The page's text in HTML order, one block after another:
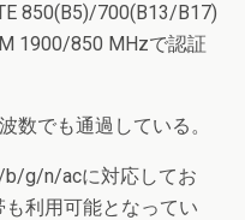
850(B5)/700(B13/B17)
1900/850 MHzで認証
数でも通過している。
b/g/n/acに対応してお
も利用可能となってい